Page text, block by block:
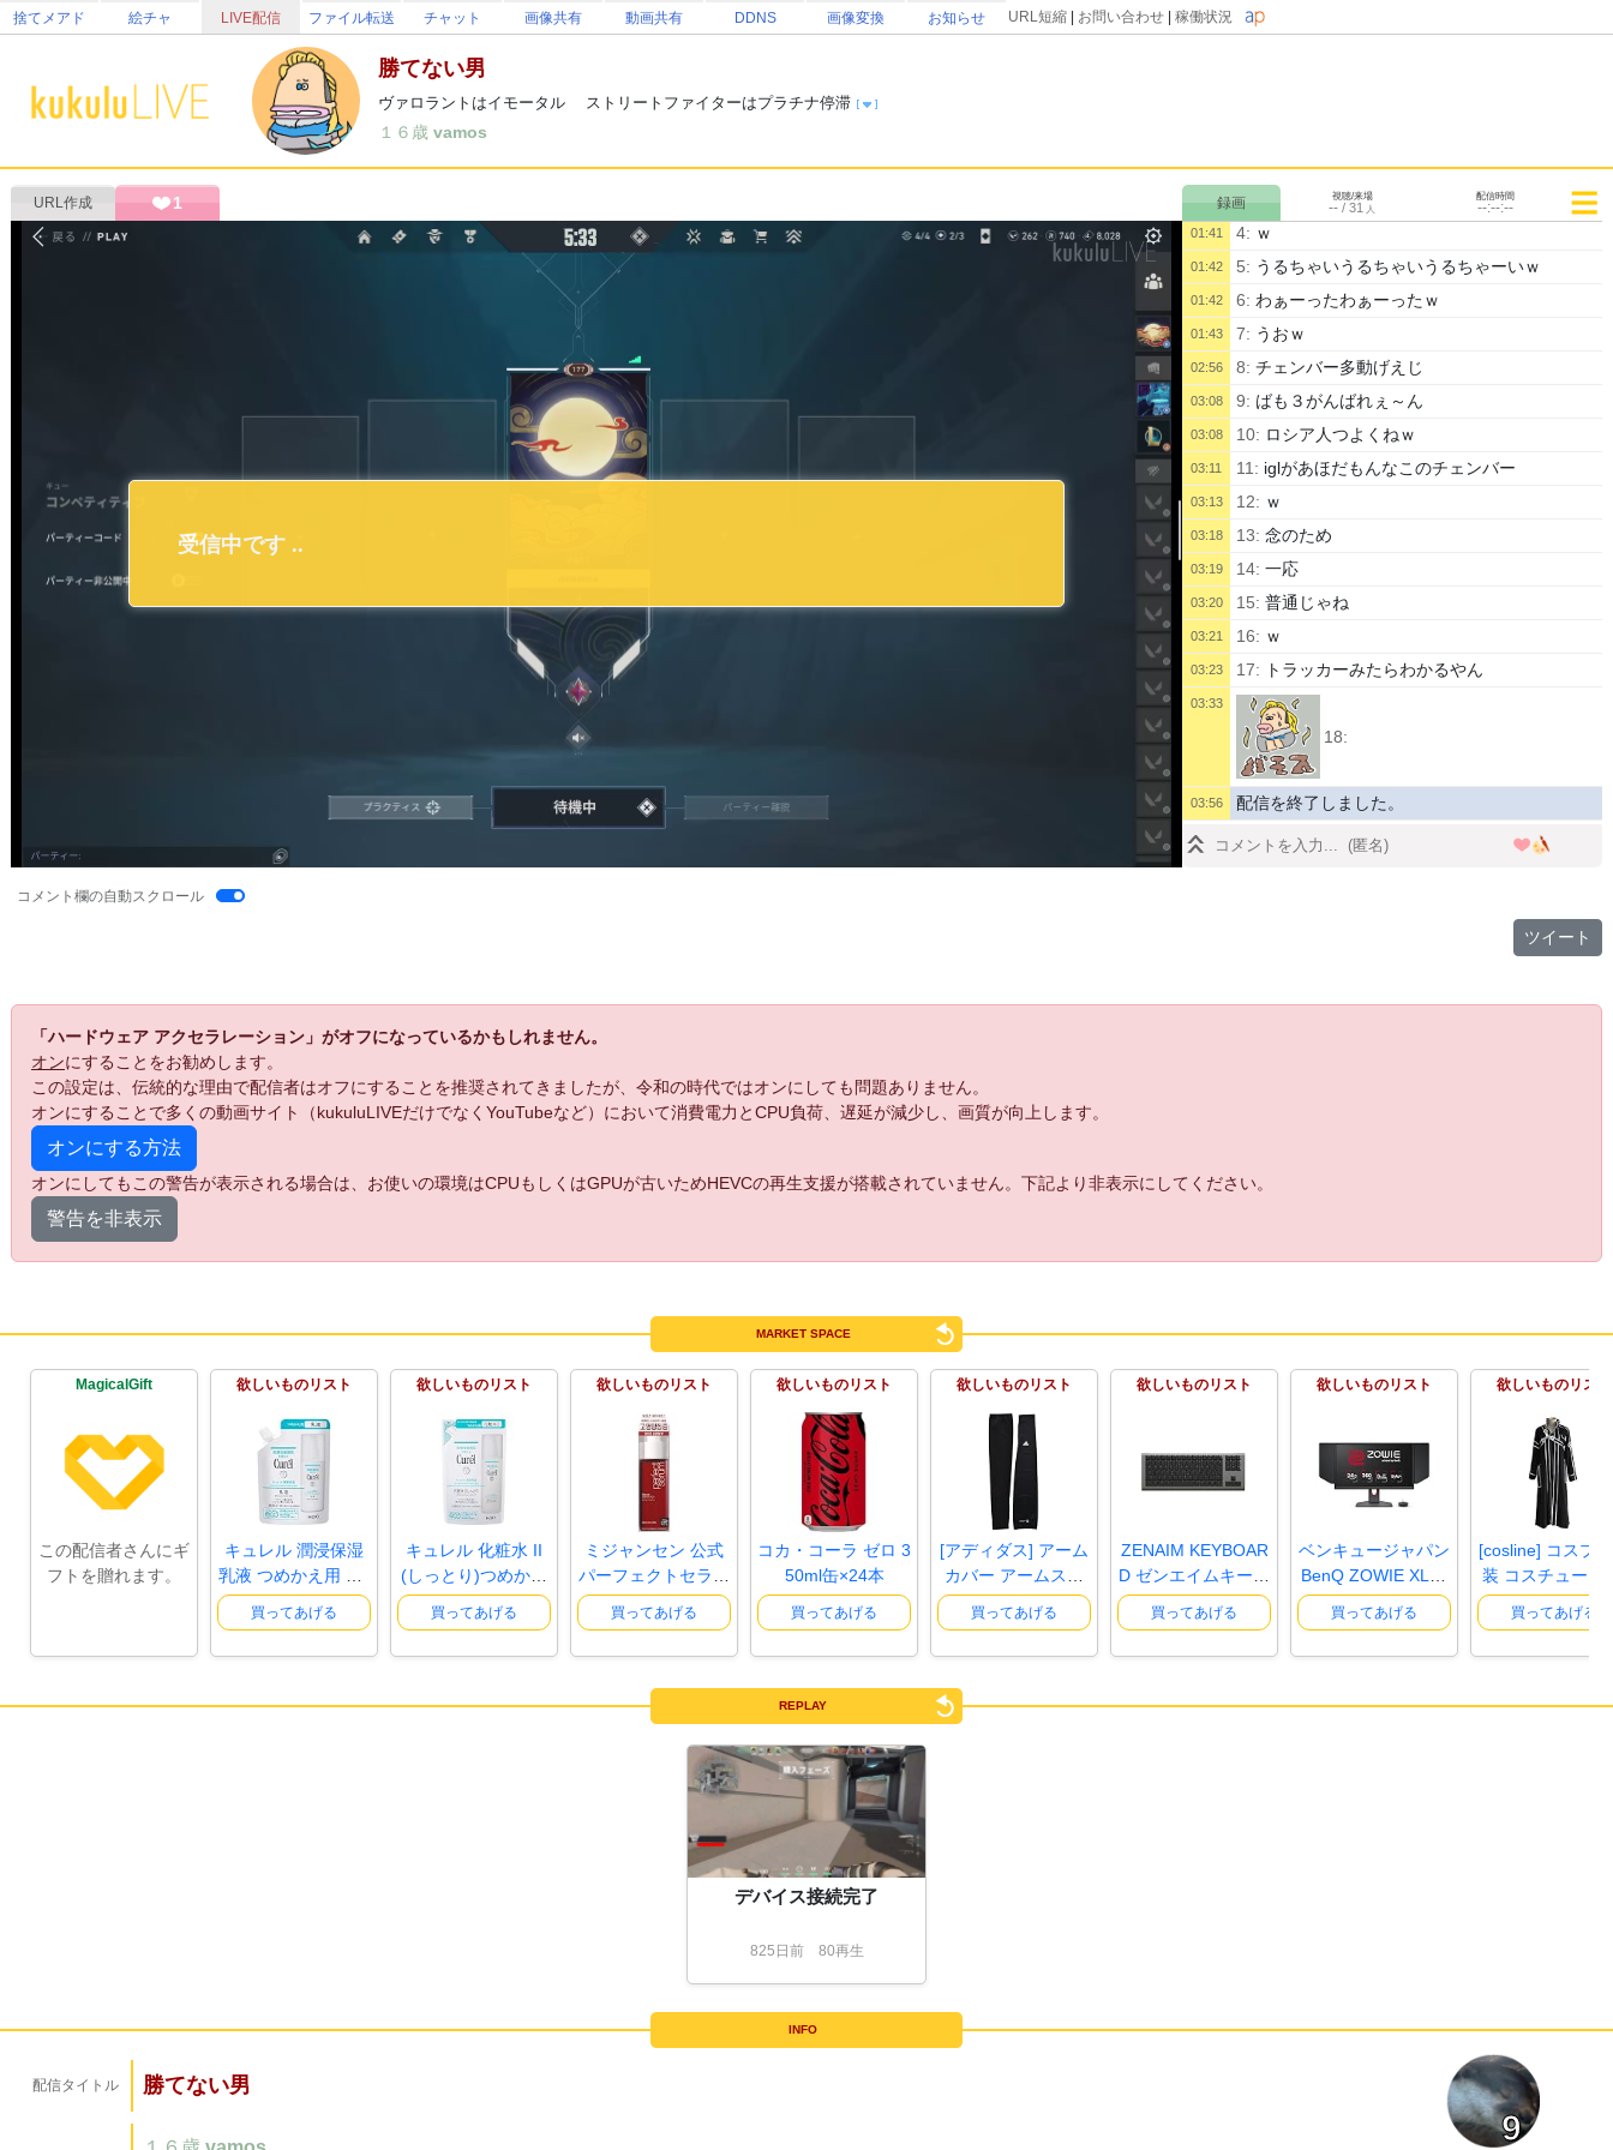
捨てメアド 絵チャ LIVE配信 ファイル転送 チャット 画像共有 動画共有 DDNS 画像変換 お知らせ URL短縮 お問い合わせ 稼働状況
勝てない男
ヴァロラントはイモータル ストリートファイターはプラチナ停滞
１６歳 vamos
URL作成 1 視聴/来場
-- / 31 人
配信時間
--:--:--
01:39 2:真の対人ゲーマーおじゃｗ
01:41 3:このゲームいつも誰かがけんかしてるね
01:41 4: ｗ
01:42 5: うるちゃいうるちゃいうるちゃーいｗ
01:42 6: わぁーったわぁーったｗ
01:43 7: うおｗ
02:56 8: チェンバー多動げえじ
03:08 9: ばも３がんばれぇ～ん
03:08 10: ロシア人つよくねｗ
03:11 11: iglがあほだもんなこのチェンバー
03:13 12: ｗ
03:18 13: 念のため
03:19 14: 一応
03:20 15: 普通じゃね
03:21 16: ｗ
03:23 17: トラッカーみたらわかるやん
03:33
18:
03:56 配信を終了しました。
コメント欄の自動スクロール
ツイート
「ハードウェア アクセラレーション」がオフになっているかもしれません。
オンにすることをお勧めします。
この設定は、伝統的な理由で配信者はオフにすることを推奨されてきましたが、令和の時代ではオンにしても問題ありません。
オンにすることで多くの動画サイト（kukuluLIVEだけでなくYouTubeなど）において消費電力とCPU負荷、遅延が減少し、画質が向上します。
オンにする方法
オンにしてもこの警告が表示される場合は、お使いの環境はCPUもしくはGPUが古いためHEVCの再生支援が搭載されていません。下記より非表示にしてください。
警告を非表示
MARKET SPACE
MagicalGift
この配信者さんにギ
フトを贈れます。
欲しいものリスト
キュレル 潤浸保湿
乳液 つめかえ用 1.0
個
買ってあげる
欲しいものリスト
キュレル 化粧水 II
(しっとり)つめかえ
用 130ml
買ってあげる
欲しいものリスト
ミジャンセン 公式
パーフェクトセラム
スーパ..
買ってあげる
欲しいものリスト
コカ・コーラ ゼロ 3
50ml缶×24本
買ってあげる
欲しいものリスト
[アディダス] アーム
カバー アームスリ
ーブ BU..
買ってあげる
欲しいものリスト
ZENAIM KEYBOAR
D ゼンエイムキーボ
ード【日本..
買ってあげる
欲しいものリスト
ベンキュージャパン
BenQ ZOWIE XL25
66K ゲー..
買ってあげる
欲しいものリスト
[cosline] コスプ
装 コスチューム
ード..
買ってあげる
REPLAY
デバイス接続完了
825 日 前80再生
INFO
配信タイトル 勝てない男
9